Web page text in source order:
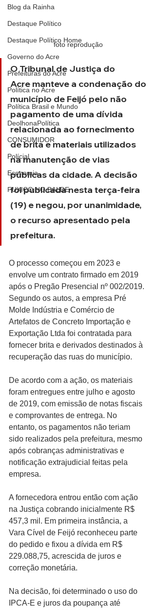
Blog da Rainha
Destaque Político
Destaque Político Home
Governo do Acre
Prefeituras do Acre
Política no Acre
Política Brasil e Mundo
DeolhonaPolítica
CONSUMIDOR
Polícial
Economia
FUXICO NO BALDE
foto reprodução
O Tribunal de Justiça do
Acre manteve a condenação do
município de Feijó pelo não
pagamento de uma dívida
relacionada ao fornecimento
de brita e materiais utilizados
na manutenção de vias
públicas da cidade. A decisão
foi publicada nesta terça-feira
(19) e negou, por unanimidade,
o recurso apresentado pela
prefeitura.
O processo começou em 2023 e
envolve um contrato firmado em 2019
após o Pregão Presencial nº 002/2019.
Segundo os autos, a empresa Pré
Molde Indústria e Comércio de
Artefatos de Concreto Importação e
Exportação Ltda foi contratada para
fornecer brita e derivados destinados à
recuperação das ruas do município.
De acordo com a ação, os materiais
foram entregues entre julho e agosto
de 2019, com emissão de notas fiscais
e comprovantes de entrega. No
entanto, os pagamentos não teriam
sido realizados pela prefeitura, mesmo
após cobranças administrativas e
notificação extrajudicial feitas pela
empresa.
A fornecedora entrou então com ação
na Justiça cobrando inicialmente R$
457,3 mil. Em primeira instância, a
Vara Cível de Feijó reconheceu parte
do pedido e fixou a dívida em R$
229.088,75, acrescida de juros e
correção monetária.
Na decisão, foi determinado o uso do
IPCA-E e juros da poupança até